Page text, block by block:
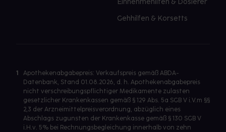
Einnehmehilfen & Dosierer
Gehhilfen & Korsetts
1
Apothekenabgabepreis: Verkaufspreis gemäß ABDA-
Datenbank, Stand 01.08.2026, d. h. Apothekenabgabepreis
nicht verschreibungspflichtiger Medikamente zulasten
gesetzlicher Krankenkassen gemäß § 129 Abs. 5a SGB V i.V.m §§
2,3 der Arzneimittelpreisverordnung, abzüglich eines
Abschlags zugunsten der Krankenkasse gemäß § 130 SGB V
i.H.v. 5% bei Rechnungsbegleichung innerhalb von zehn